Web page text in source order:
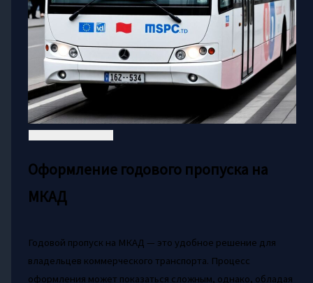
Оформление годового пропуска на
МКАД
Годовой пропуск на МКАД — это удобное решение для
владельцев коммерческого транспорта. Процесс
оформления может показаться сложным, однако, обладая